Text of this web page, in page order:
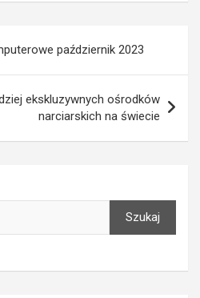
październik 2023
ekskluzywnych ośrodków
narciarskich na świecie
Szukaj